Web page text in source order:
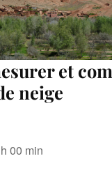
et
neige
00 min